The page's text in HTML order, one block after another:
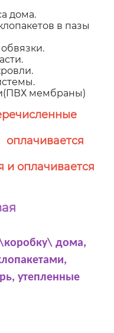
дома.
в пазы
мембраны)
и оплачивается
\коробку\ дома,
утепленные